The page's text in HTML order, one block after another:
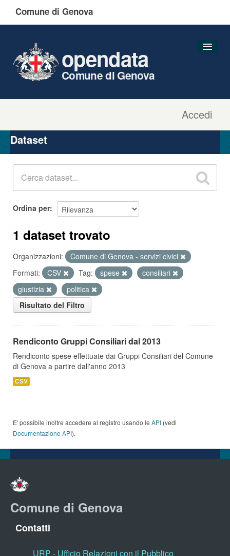
Comune di Genova
Accedi
opendata
Comune di Genova
Organizzazioni
Gruppi
Dataset
Ordina per
1 dataset trovato
Organizzazioni:
Comune di Genova - servizi civici
Formati:
CSV Tag: spese
consiliari
giustizia
politica
Risultato del Filtro
Rendiconto Gruppi Consiliari dal 2013
Rendiconto spese effettuate dai Gruppi Consiliari del Comune
di Genova a partire dall'anno 2013
CSV
E' possibile inoltre accedere al registro usando le API (vedi
Documentazione API).
Comune di Genova
Contatti
URP - Ufficio Relazioni con il Pubblico